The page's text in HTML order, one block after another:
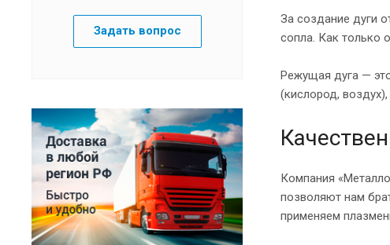
За создание дуги
сопла. Как только
Режущая дуга —
(кислород,
Компания
позволяют нам
применяем
Задать вопрос